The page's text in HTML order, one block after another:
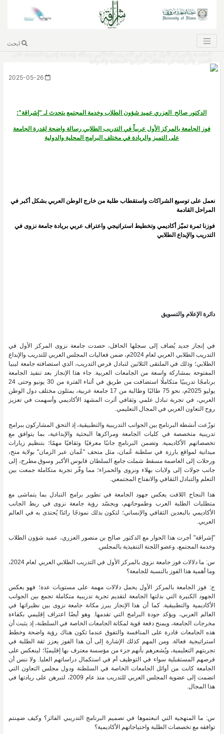
ابحثالدكتور صالح العزري عميد شؤون الطلاب وخدمة المجتمع يتحدث لـ "إشراقة": فوز
الجامعة بالمركز الأول عربياً في التدريب الطلابي رسالة واضحة لِقدرة الجامعة على
التميز والريادة في مختلف البرامج المحلية والدولية
2025-05-26
الدكتور صالح العزري عميد شؤون الطلاب وخدمة المجتمع يتحدث لـ "إشراقة":
فوز الجامعة بالمركز الأول عربياً في التدريب الطلابي رسالة واضحة لِقدرة الجامعة
على التميز والريادة في مختلف البرامج المحلية والدولية
نعمل على توسيع الشراكات واستقطاب طلبة من خارج الوطن العربي بشكل أكبر في
المراحل القادمة
فوزنا ثمرة تميّز أكاديمي وتخطيط استراتيجي واعتراف عربي بريادة جامعة نزوى في
التدريب والإبداع الطلابي
دائرة الإعلام والتسويق
في إنجاز جديد يُضاف إلى سجلها الحافل، حصدت جامعة نزوى المركز الأول في
التدريب الطلابي العربي لعام 2024م، ضمن فعاليات المجلس العربي للتدريب والإبداع
الطلابي؛ وذلك في الملتقى الثلاثين لتبادل فرص التدريب، الذي استضافته جامعة ليبيا
المفتوحة بمشاركة واسعة من الجامعات العربية. جاء هذا الإنجاز بعد تنفيذ الجامعة
برنامجًا تدريبيًا متكاملًا استضافت من طريق في أثناء الفترة من 30 يونيو وحتى 24
يوليو 2025م، نحو 75 طالبًا وطالبة من 17 جامعة عربية، يمثلون مختلف دول الوطن
العربي، في تجربة تبادل علمي وثقافي أثرت المشهد الأكاديمي وأسهمت في تعزيز
روح التعاون العربي في المجال التعليمي.
توزّعت أنشطة البرنامج بين الجوانب التدريبية والتطبيقية، إذ التحق المشاركون ببرامج
تدريبية متخصصة في كليات الجامعة ومراكزها البحثية والإبداعية، بما يتوافق مع
تخصصاتهم الأكاديمية. وتضمن البرنامج جانبًا معرفيًا وثقافيًا مهمًا؛ بتنظيم زيارات
ميدانية لمواقع بارزة في سلطنة عُمان، مثل متحف "عُمان عبر الزمان" بولاية منح،
ورحلات إلى العاصمة مسقط شملت جامع السلطان قابوس الأكبر وسوق مطرح، إلى
جانب جولات إلى ولايات بهلاء ونزوى والحمراء؛ مما وفّر تجربة متكاملة جمعت بين
التعلم والتبادل الثقافي والانفتاح المجتمعي.
هذا النجاح اللافت يعكس جهود الجامعة في تطوير برامج التبادل بما يتماشى مع
متطلبات الطلبة العرب وطموحاتهم، ويجسّد رؤية جامعة نزوى في ربط الجانب
الأكاديمي بالبعدين الثقافي والإنساني؛ لتكون بذلك نموذجًا رائدًا يُحتذى به في العالم
العربي.
"إشراقة" أجرت هذا الحوار مع الدكتور صالح بن منصور العزري، عميد شؤون الطلاب
وخدمة المجتمع، وعضو اللجنة التنفيذية بالمجلس.
س: ما دلالات فوز جامعة نزوى بالمركز الأول في التدريب الطلابي العربي لعام 2024،
وما أهمية هذا الفوز بالنسبة للجامعة؟
ج: فوز الجامعة بالمركز الأول يحمل دلالات مهمة على مستويات عدة؛ فهو يعكس
الجهود الكبيرة التي بذلتها الجامعة لتقديم تجربة تدريبية متكاملة تجمع بين الجوانب
الأكاديمية والتطبيقية. كما أن هذا الإنجاز يبرز مكانة جامعة نزوى بين نظيراتها في
العالم العربي، ويؤكد جودة البرامج التي تقدمها. وهو أيضًا اعتراف إقليمي بكفاءة
مخرجات الجامعة، ويمنح دفعة قوية لمكانة الجامعات الخاصة في السلطنة، إذ يثبت أن
هذه الجامعات قادرة على المنافسة والتفوق عندما تكون هناك رؤية واضحة وخطط
استراتيجية فعالة. ومن المهم كذلك الإشارة إلى أن هذا الفوز يعزز ثقة الطلبة في
تجربتهم التعليمية، ويُشعرهم بأنهم جزء من مؤسسة معترف بها إقليميًا؛ لينعكس على
فرصهم المستقبلية سواء في التوظيف أم في استكمال دراساتهم العليا. ولا ننس أن
الجامعة كانت من أوائل الجامعات الخاصة في السلطنة ودول مجلس التعاون التي
انضمت إلى عضوية المجلس العربي للتدريب منذ عام 2009، لتبرهن على ريادتها في
هذا المجال.
س: ما المنهجية التي اتبعتموها في تصميم البرنامج التدريبي الفائز؟ وكيف ضمِنتم
توافقه مع تخصصات الطلبة واحتياجاتهم الأكاديمية؟